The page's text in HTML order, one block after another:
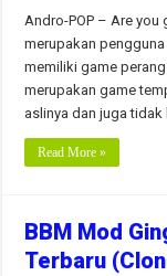
Andro-POP – Are you
merupakan
memiliki game
merupakan game
aslinya dan juga
Read More »
BBM Mod
Terbaru